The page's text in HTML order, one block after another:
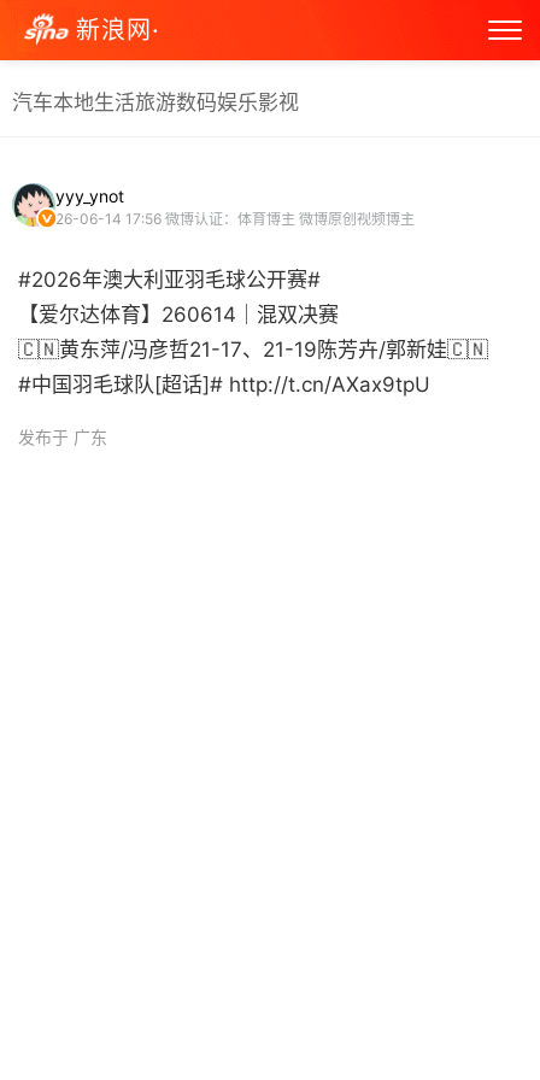
新浪网·
汽车本地生活旅游数码娱乐影视
yyy_ynot
26-06-14 17:56 微博认证：体育博主 微博原创视频博主
#2026年澳大利亚羽毛球公开赛#
【爱尔达体育】260614｜混双决赛
🇨🇳黄东萍/冯彦哲21-17、21-19陈芳卉/郭新娃🇨🇳
#中国羽毛球队[超话]# http://t.cn/AXax9tpU ​
发布于 广东